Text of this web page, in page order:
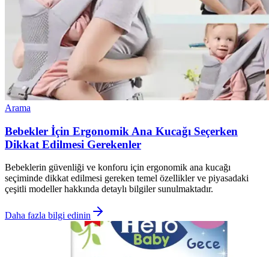
Arama
Bebekler İçin Ergonomik Ana Kucağı Seçerken
Dikkat Edilmesi Gerekenler
Bebeklerin güvenliği ve konforu için ergonomik ana kucağı
seçiminde dikkat edilmesi gereken temel özellikler ve piyasadaki
çeşitli modeller hakkında detaylı bilgiler sunulmaktadır.
Daha fazla bilgi edinin